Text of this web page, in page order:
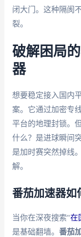
闭大门。这种隔阂
裂。
破解困局
器
想要稳定接入国内
案。它通过加密专
平台的地理封锁。
什么？是进球瞬间
是加时赛突然掉线
解。
番茄加速器如
当你在深夜搜索"在
是基础翻墙。 番茄